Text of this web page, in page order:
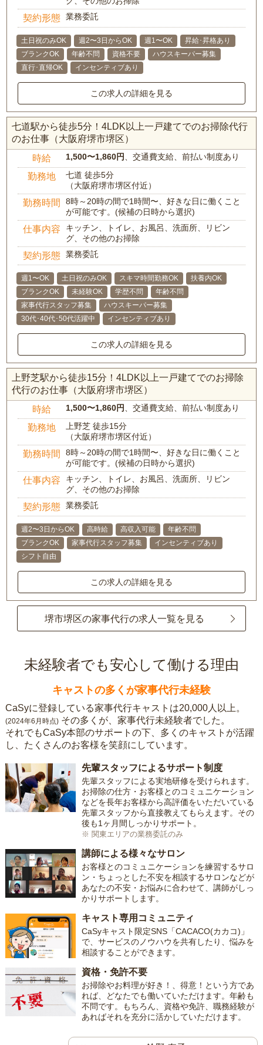
契約形態 業務委託
土日祝のみOK 週2〜3日からOK 週1〜OK
昇給･昇格あり
ブランクOK
年齢不問 資格不要
ハウスキーパー募集
直行･直帰OK
インセンティブあり
この求人の詳細を見る
七道駅から徒歩5分！4LDK以上一戸建てでのお掃除代行
のお仕事（大阪府堺市堺区）
時給 1,500〜1,860円 、交通費支給、前払い制度あり
勤務地
七道 徒歩5分
（大阪府堺市堺区付近）
勤務時間
8時～20時の間で1時間〜、好きな日に働くこと
が可能です。(候補の日時から選択)
仕事内容
キッチン、トイレ、お風呂、洗面所、リビン
グ、その他のお掃除
契約形態 業務委託
週1〜OK 土日祝のみOK スキマ時間勤務OK
扶養内OK
ブランクOK
未経験OK 学歴不問
年齢不問
家事代行スタッフ募集
ハウスキーパー募集
30代･40代･50代活躍中
インセンティブあり
この求人の詳細を見る
上野芝駅から徒歩15分！4LDK以上一戸建てでのお掃除
代行のお仕事（大阪府堺市堺区）
時給 1,500〜1,860円 、交通費支給、前払い制度あり
勤務地
上野芝 徒歩15分
（大阪府堺市堺区付近）
勤務時間
8時～20時の間で1時間〜、好きな日に働くこと
が可能です。(候補の日時から選択)
仕事内容
キッチン、トイレ、お風呂、洗面所、リビン
グ、その他のお掃除
契約形態 業務委託
週2〜3日からOK 高時給 高収入可能
年齢不問
ブランクOK
家事代行スタッフ募集
インセンティブあり
シフト自由
この求人の詳細を見る
堺市堺区の家事代行の求人一覧を見る
未経験者でも安心して働ける理由
キャストの多くが家事代行未経験
CaSyに登録している家事代行キャストは20,000人以上。
(2024年6月時点) その多くが、家事代行未経験者でした。
それでもCaSy本部のサポートの下、多くのキャストが活躍
し、たくさんのお客様を笑顔にしています。
先輩スタッフによるサポート制度
先輩スタッフによる実地研修を受けられます。
お掃除の仕方・お客様とのコミュニケーション
などを長年お客様から高評価をいただいている
先輩スタッフから直接教えてもらえます。その
後も1ヶ月間しっかりサポート。
※ 関東エリアの業務委託のみ
講師による様々なサロン
お客様とのコミュニケーションを練習するサロ
ン・ちょっとした不安を相談するサロンなどが
あなたの不安・お悩みに合わせて、講師がしっ
かりサポートします。
キャスト専用コミュニティ
CaSyキャスト限定SNS「CACACO(カカコ)」
で、サービスのノウハウを共有したり、悩みを
相談することができます。
資格・免許不要
お掃除やお料理が好き！、得意！という方であ
れば、どなたでも働いていただけます。年齢も
不問です。もちろん、資格や免許、職務経験が
あればそれを充分に活かしていただけます。